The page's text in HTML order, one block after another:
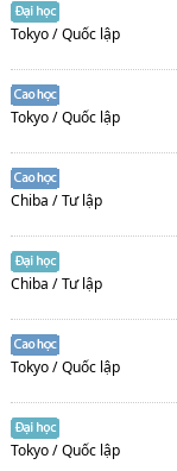
Tokyo / Quốc lập
Tokyo / Quốc lập
Chiba / Tư lập
Chiba / Tư lập
Tokyo / Quốc lập
Tokyo / Quốc lập